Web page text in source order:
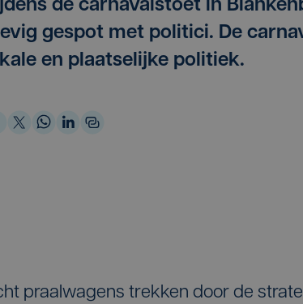
de carnavalstoet in
gespot met politici. De
en plaatselijke politiek.
praalwagens trekken door de